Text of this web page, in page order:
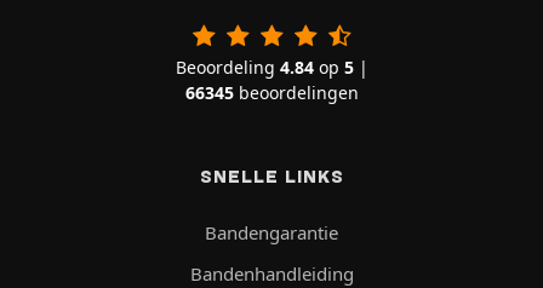
Beoordeling 4.84op 5|
66345beoordelingen
SNELLE LINKS
Bandengarantie
Bandenhandleiding